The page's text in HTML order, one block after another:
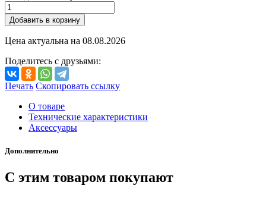
Добавить в корзину
Цена актуальна на 08.08.2026
Поделитесь с друзьями:
Печать Скопировать ссылку
О товаре
Технические характеристики
Аксессуары
Дополнительно
С этим товаром покупают